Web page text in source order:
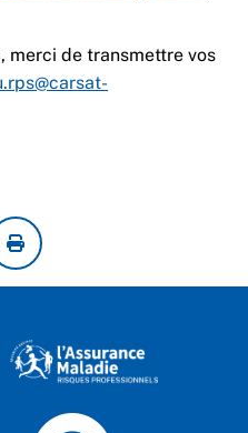
merci de transmettre vos